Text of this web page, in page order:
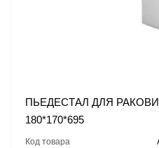
ПЬЕДЕСТАЛ ДЛЯ
180*170*695
Код товара